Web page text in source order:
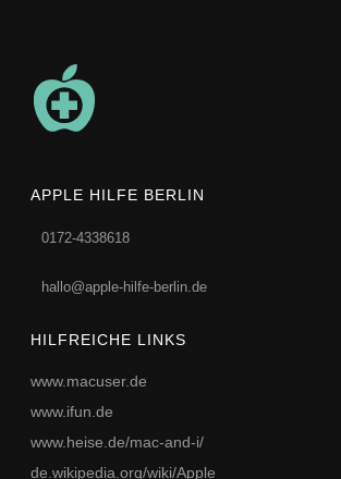
APPLE HILFE BERLIN
0172-4338618
hallo@apple-hilfe-berlin.de
HILFREICHE LINKS
www.macuser.de
www.ifun.de
www.heise.de/mac-and-i/
de.wikipedia.org/wiki/Apple